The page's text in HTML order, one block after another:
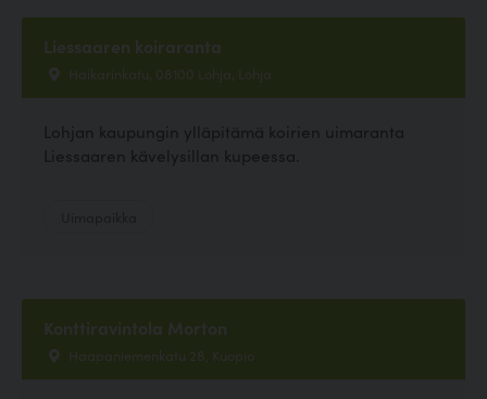
Liessaaren koiraranta
Haikarinkatu, 08100 Lohja, Lohja
Lohjan kaupungin ylläpitämä koirien uimaranta
Liessaaren kävelysillan kupeessa.
Konttiravintola Morton
Haapaniemenkatu 28, Kuopio